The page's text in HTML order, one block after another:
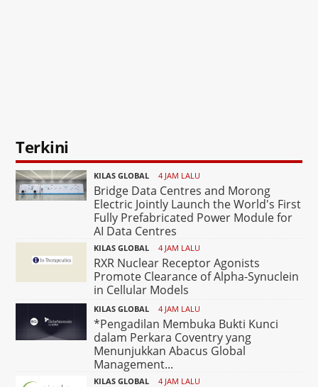
Terkini
KILAS GLOBAL 4 JAM LALU
Bridge Data Centres and Morong
Electric Jointly Launch the World's First
Fully Prefabricated Power Module for
AI Data Centres
KILAS GLOBAL 4 JAM LALU
RXR Nuclear Receptor Agonists
Promote Clearance of Alpha-Synuclein
in Cellular Models
KILAS GLOBAL 4 JAM LALU
*Pengadilan Membuka Bukti Kunci
dalam Perkara Coventry yang
Menunjukkan Abacus Global
Management...
KILAS GLOBAL 4 JAM LALU